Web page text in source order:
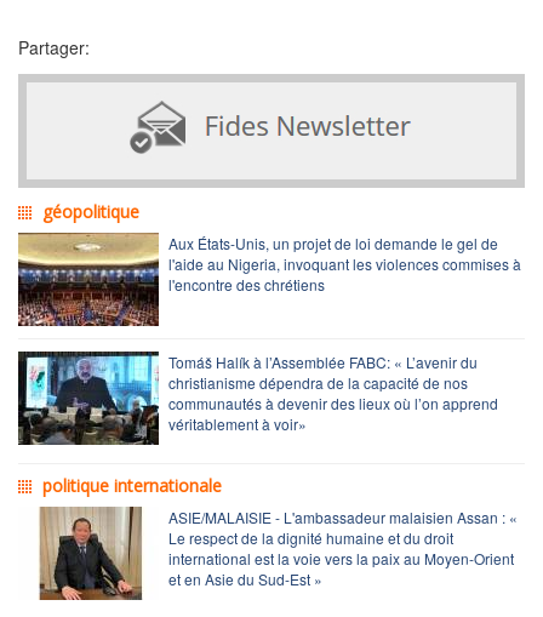
Partager:
géopolitique
Aux États-Unis, un projet de loi demande le gel de
l'aide au Nigeria, invoquant les violences commises à
l'encontre des chrétiens
Tomáš Halík à l’Assemblée FABC: « L’avenir du
christianisme dépendra de la capacité de nos
communautés à devenir des lieux où l’on apprend
véritablement à voir»
politique internationale
ASIE/MALAISIE - L'ambassadeur malaisien Assan : «
Le respect de la dignité humaine et du droit
international est la voie vers la paix au Moyen-Orient
et en Asie du Sud-Est »